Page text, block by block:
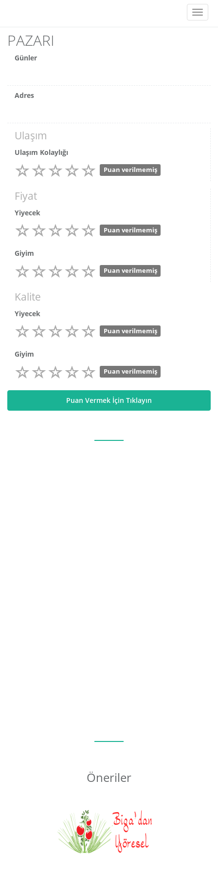
Toggle
PAZARI
Günler
Adres
Ulaşım
Ulaşım Kolaylığı
Puan verilmemiş
Fiyat
Yiyecek
Puan verilmemiş
Giyim
Puan verilmemiş
Kalite
Yiyecek
Puan verilmemiş
Giyim
Puan verilmemiş
Puan Vermek İçin Tıklayın
Öneriler